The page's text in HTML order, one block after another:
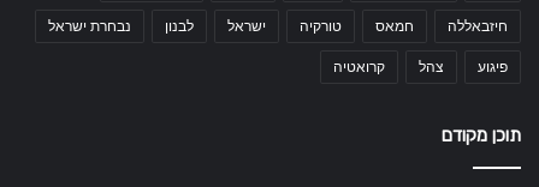
חיזבאללה חמאס טורקיה ישראל לבנון נבחרת ישראל
פיגוע צהל קרואטיה
תוכן מקודם